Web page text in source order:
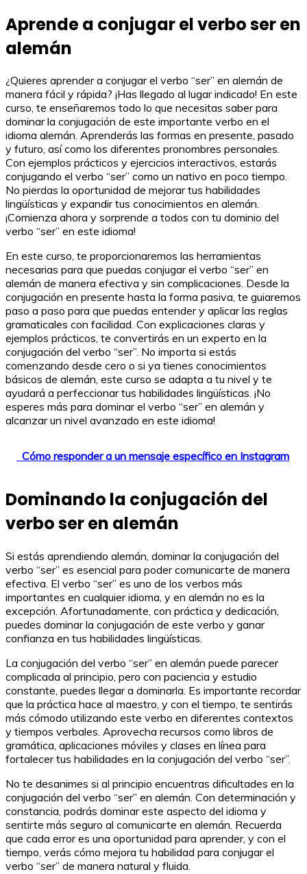
Aprende a conjugar el verbo ser en
alemán
¿Quieres aprender a conjugar el verbo “ser” en alemán de
manera fácil y rápida? ¡Has llegado al lugar indicado! En este
curso, te enseñaremos todo lo que necesitas saber para
dominar la conjugación de este importante verbo en el
idioma alemán. Aprenderás las formas en presente, pasado
y futuro, así como los diferentes pronombres personales.
Con ejemplos prácticos y ejercicios interactivos, estarás
conjugando el verbo “ser” como un nativo en poco tiempo.
No pierdas la oportunidad de mejorar tus habilidades
lingüísticas y expandir tus conocimientos en alemán.
¡Comienza ahora y sorprende a todos con tu dominio del
verbo “ser” en este idioma!
En este curso, te proporcionaremos las herramientas
necesarias para que puedas conjugar el verbo “ser” en
alemán de manera efectiva y sin complicaciones. Desde la
conjugación en presente hasta la forma pasiva, te guiaremos
paso a paso para que puedas entender y aplicar las reglas
gramaticales con facilidad. Con explicaciones claras y
ejemplos prácticos, te convertirás en un experto en la
conjugación del verbo “ser”. No importa si estás
comenzando desde cero o si ya tienes conocimientos
básicos de alemán, este curso se adapta a tu nivel y te
ayudará a perfeccionar tus habilidades lingüísticas. ¡No
esperes más para dominar el verbo “ser” en alemán y
alcanzar un nivel avanzado en este idioma!
Cómo responder a un mensaje específico en Instagram
Dominando la conjugación del
verbo ser en alemán
Si estás aprendiendo alemán, dominar la conjugación del
verbo “ser” es esencial para poder comunicarte de manera
efectiva. El verbo “ser” es uno de los verbos más
importantes en cualquier idioma, y en alemán no es la
excepción. Afortunadamente, con práctica y dedicación,
puedes dominar la conjugación de este verbo y ganar
confianza en tus habilidades lingüísticas.
La conjugación del verbo “ser” en alemán puede parecer
complicada al principio, pero con paciencia y estudio
constante, puedes llegar a dominarla. Es importante recordar
que la práctica hace al maestro, y con el tiempo, te sentirás
más cómodo utilizando este verbo en diferentes contextos
y tiempos verbales. Aprovecha recursos como libros de
gramática, aplicaciones móviles y clases en línea para
fortalecer tus habilidades en la conjugación del verbo “ser”.
No te desanimes si al principio encuentras dificultades en la
conjugación del verbo “ser” en alemán. Con determinación y
constancia, podrás dominar este aspecto del idioma y
sentirte más seguro al comunicarte en alemán. Recuerda
que cada error es una oportunidad para aprender, y con el
tiempo, verás cómo mejora tu habilidad para conjugar el
verbo “ser” de manera natural y fluida.